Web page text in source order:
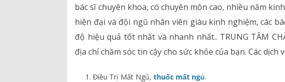
bác sĩ chuyên khoa, có chuyên môn cao, nhiều năm
hiện đại và đội ngũ nhân viên giàu kinh nghiệm, các
độ hiệu quả tốt nhất và nhanh nhất.. TRUNG TÂM
địa chỉ chăm sóc tin cậy cho sức khỏe của bạn. Các dịch
Điều Trị Mất Ngủ,thuốc mất ngủ.